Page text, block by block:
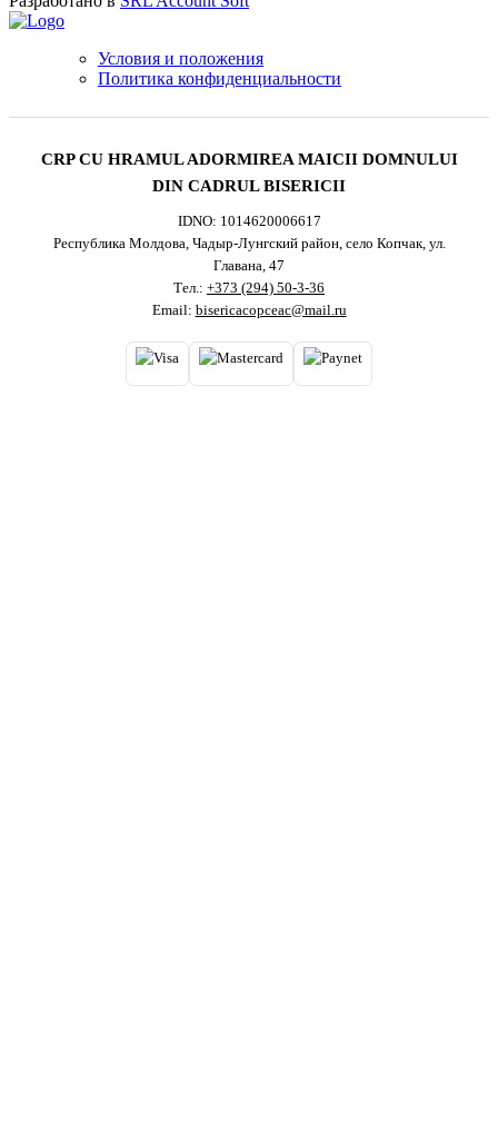
Условия и положения
Политика конфиденциальности
CRP CU HRAMUL ADORMIREA MAICII DOMNULUI
DIN CADRUL BISERICII
IDNO: 1014620006617
Республика Молдова, Чадыр-Лунгский район, село Копчак, ул.
Главана, 47
Тел.: +373 (294) 50-3-36
Email: bisericacopceac@mail.ru